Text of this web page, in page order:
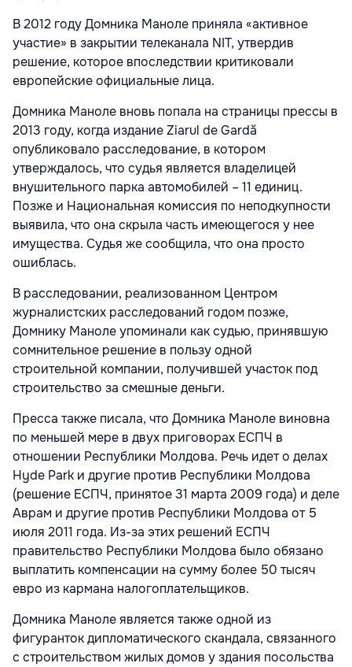
В 2012 году Домника Маноле приняла «активное
участие» в закрытии телеканала NIT, утвердив
решение, которое впоследствии критиковали
европейские официальные лица.
Домника Маноле вновь попала на страницы прессы в
2013 году, когда издание Ziarul de Gardă
опубликовало расследование, в котором
утверждалось, что судья является владелицей
внушительного парка автомобилей – 11 единиц.
Позже и Национальная комиссия по неподкупности
выявила, что она скрыла часть имеющегося у нее
имущества. Судья же сообщила, что она просто
ошиблась.
В расследовании, реализованном Центром
журналистских расследований годом позже,
Домнику Маноле упоминали как судью, принявшую
сомнительное решение в пользу одной
строительной компании, получившей участок под
строительство за смешные деньги.
Пресса также писала, что Домника Маноле виновна
по меньшей мере в двух приговорах ЕСПЧ в
отношении Республики Молдова. Речь идет о делах
Hyde Park и другие против Республики Молдова
(решение ЕСПЧ, принятое 31 марта 2009 года) и деле
Аврам и другие против Республики Молдова от 5
июля 2011 года. Из-за этих решений ЕСПЧ
правительство Республики Молдова было обязано
выплатить компенсации на сумму более 50 тысяч
евро из кармана налогоплательщиков.
Домника Маноле является также одной из
фигуранток дипломатического скандала, связанного
с строительством жилых домов у здания посольства